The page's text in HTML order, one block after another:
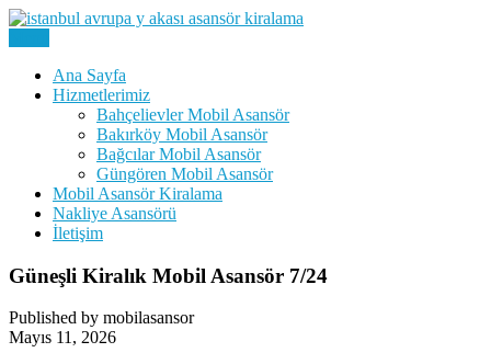
Skip
Avrupa Yakası Mobil Asansör
Kiralama
Ana Sayfa
Hizmetlerimiz
Bahçelievler Mobil Asansör
Bakırköy Mobil Asansör
Bağcılar Mobil Asansör
Güngören Mobil Asansör
Mobil Asansör Kiralama
Nakliye Asansörü
İletişim
Güneşli Kiralık Mobil Asansör 7/24
Published by mobilasansor
Mayıs 11, 2026